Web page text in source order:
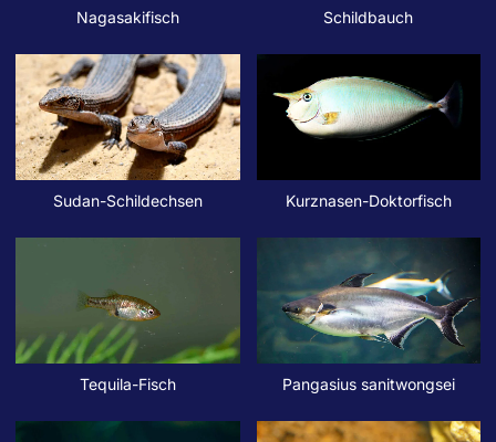
Nagasakifisch Schildbauch
Sudan-Schildechsen Kurznasen-Doktorfisch
Tequila-Fisch Pangasius sanitwongsei